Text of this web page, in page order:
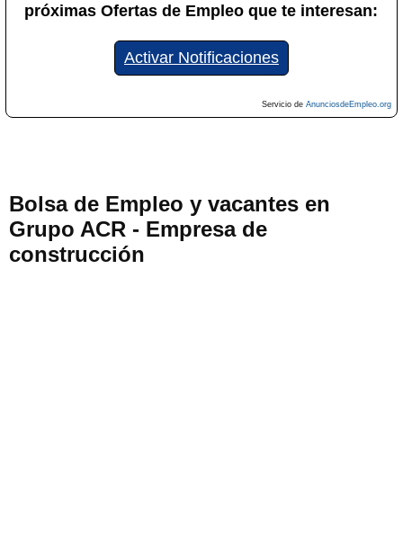
próximas Ofertas de Empleo que te interesan:
Activar Notificaciones
Servicio de AnunciosdeEmpleo.org
Bolsa de Empleo y vacantes en
Grupo ACR - Empresa de
construcción